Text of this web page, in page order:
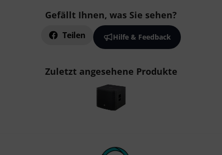
Gefällt Ihnen, was Sie sehen?
Teilen Hilfe & Feedback
Zuletzt angesehene Produkte